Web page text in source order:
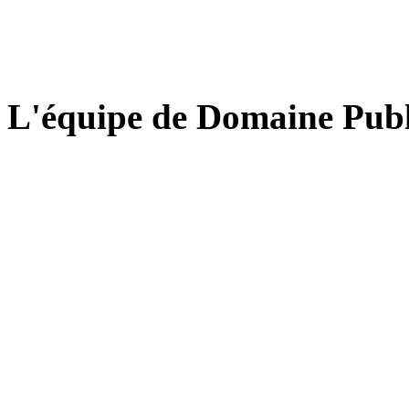
L'équipe de Domaine